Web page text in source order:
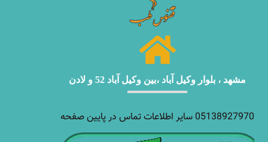
مشهد ، بلوار وکیل آباد ،بین وکیل آباد 52 و لادن
05138927970 سایر اطلاعات تماس در پایین صفحه